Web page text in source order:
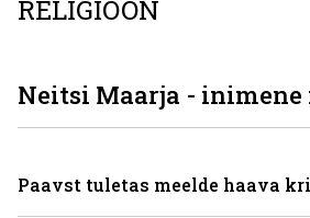
RELIGIOON
Neitsi Maarja - inimene
Paavst tuletas meelde haava